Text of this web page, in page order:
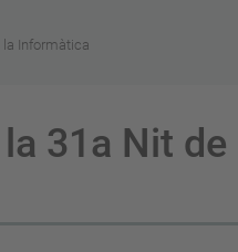
la Informàtica
31a Nit de